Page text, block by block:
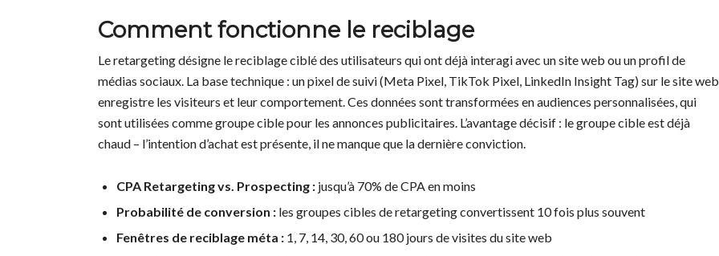
Comment fonctionne le reciblage
Le retargeting désigne le reciblage ciblé des utilisateurs qui ont déjà interagi avec un site web ou un profil de
médias sociaux. La base technique : un pixel de suivi (Meta Pixel, TikTok Pixel, LinkedIn Insight Tag) sur le site web
enregistre les visiteurs et leur comportement. Ces données sont transformées en audiences personnalisées, qui
sont utilisées comme groupe cible pour les annonces publicitaires. L’avantage décisif : le groupe cible est déjà
chaud – l’intention d’achat est présente, il ne manque que la dernière conviction.
CPA Retargeting vs. Prospecting : jusqu’à 70% de CPA en moins
Probabilité de conversion : les groupes cibles de retargeting convertissent 10 fois plus souvent
Fenêtres de reciblage méta : 1, 7, 14, 30, 60 ou 180 jours de visites du site web